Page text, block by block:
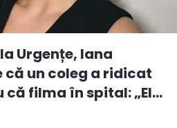
Urgențe, Iana
că un coleg a ridicat
că filma în spital: „El